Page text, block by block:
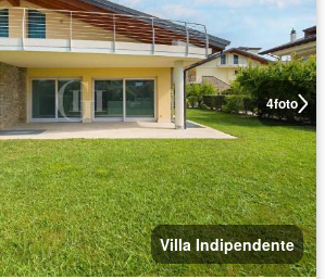
4foto
Villa Indipendente